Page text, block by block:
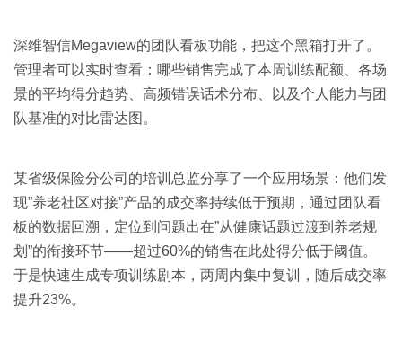
深维智信Megaview的团队看板功能，把这个黑箱打开了。
管理者可以实时查看：哪些销售完成了本周训练配额、各场
景的平均得分趋势、高频错误话术分布、以及个人能力与团
队基准的对比雷达图。
某省级保险分公司的培训总监分享了一个应用场景：他们发
现”养老社区对接”产品的成交率持续低于预期，通过团队看
板的数据回溯，定位到问题出在”从健康话题过渡到养老规
划”的衔接环节——超过60%的销售在此处得分低于阈值。
于是快速生成专项训练剧本，两周内集中复训，随后成交率
提升23%。